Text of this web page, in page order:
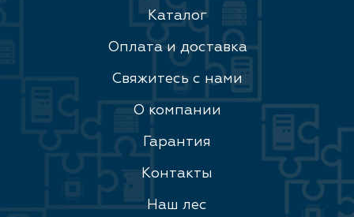
Каталог
Оплата и доставка
Свяжитесь с нами
О компании
Гарантия
Контакты
Наш лес